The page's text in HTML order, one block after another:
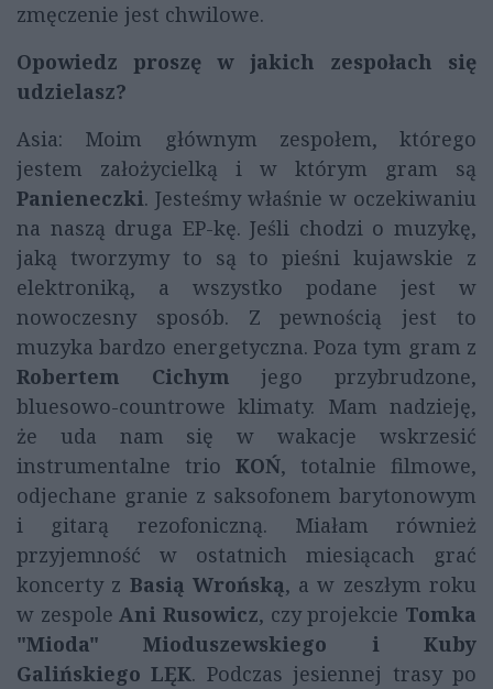
zmęczenie jest chwilowe.
Opowiedz proszę w jakich zespołach się
udzielasz?
Asia: Moim głównym zespołem, którego
jestem założycielką i w którym gram są
Panieneczki. Jesteśmy właśnie w oczekiwaniu
na naszą druga EP-kę. Jeśli chodzi o muzykę,
jaką tworzymy to są to pieśni kujawskie z
elektroniką, a wszystko podane jest w
nowoczesny sposób. Z pewnością jest to
muzyka bardzo energetyczna. Poza tym gram z
Robertem Cichym jego przybrudzone,
bluesowo-countrowe klimaty. Mam nadzieję,
że uda nam się w wakacje wskrzesić
instrumentalne trio KOŃ, totalnie filmowe,
odjechane granie z saksofonem barytonowym
i gitarą rezofoniczną. Miałam również
przyjemność w ostatnich miesiącach grać
koncerty z Basią Wrońską, a w zeszłym roku
w zespoleAni Rusowicz, czy projekcie Tomka
"Mioda" Mioduszewskiego i Kuby
Galińskiego LĘK. Podczas jesiennej trasy po